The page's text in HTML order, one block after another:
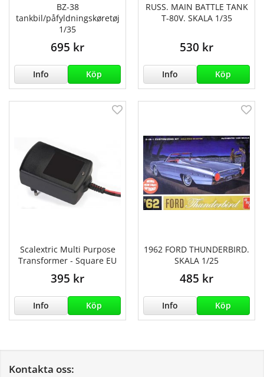
BZ-38
tankbil/påfyldningskøretøj
1/35
695 kr
Info Köp
RUSS. MAIN BATTLE TANK
T-80V. SKALA 1/35
530 kr
Info Köp
Scalextric Multi Purpose
Transformer - Square EU
395 kr
Info Köp
1962 FORD THUNDERBIRD.
SKALA 1/25
485 kr
Info Köp
Kontakta oss: